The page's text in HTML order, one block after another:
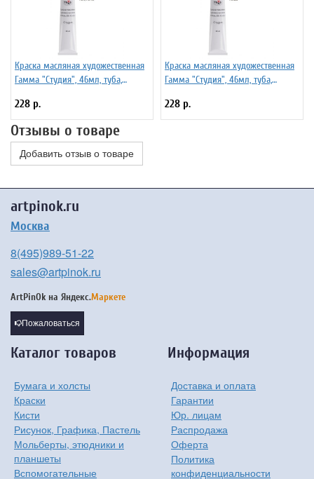
Краска масляная художественная
Гамма "Студия", 46мл, туба,
228 р.
Краска масляная художественная
Гамма "Студия", 46мл, туба,
228 р.
Отзывы о товаре
Добавить отзыв о товаре
artpinok.ru
Москва
8(495)989-51-22
sales@artpinok.ru
ArtPinOk на Яндекс.Маркете
Пожаловаться
Каталог товаров
Бумага и холсты
Краски
Кисти
Рисунок, Графика, Пастель
Мольберты, этюдники и
планшеты
Вспомогательные
Информация
Доставка и оплата
Гарантии
Юр. лицам
Распродажа
Оферта
Политика
конфиденциальности